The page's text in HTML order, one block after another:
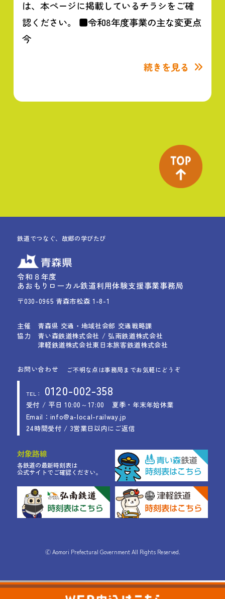
は、本ページに掲載しているチラシをご確
認ください。 ■令和8年度事業の主な変更点
今
続きを見る
鉄道でつなぐ、故郷の学びたび
令和８年度
あおもりローカル鉄道利用体験支援事業事務局
〒030-0965 青森市松森 1-8-1
主催
青森県 交通・地域社会部 交通戦略課
協力
青い森鉄道株式会社 / 弘南鉄道株式会社
津軽鉄道株式会社東日本旅客鉄道株式会社
お問い合わせ ご不明な点は事務局までお気軽にどうぞ
TEL： 0120-002-358
受付 / 平日 10:00～17:00
夏季・年末年始休業
Email：info@a-local-railway.jp
24時間受付 / 3営業日以内にご返信
対象路線
各鉄道の最新時刻表は
公式サイトでご確認ください。
🄫 Aomori Prefectural Government All Rights Reserved.